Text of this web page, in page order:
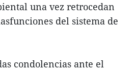
una vez retrocedan
del sistema de
condolencias ante el